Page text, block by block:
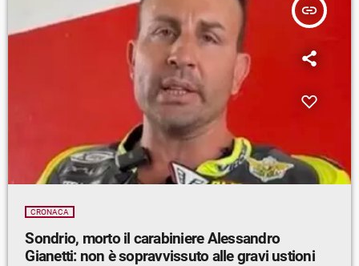
insert_link
CRONACA
Sondrio, morto il carabiniere Alessandro
Gianetti: non è sopravvissuto alle gravi ustioni